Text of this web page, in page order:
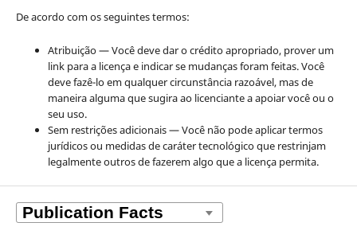
De acordo com os seguintes termos:
Atribuição — Você deve dar o crédito apropriado, prover um
link para a licença e indicar se mudanças foram feitas. Você
deve fazê-lo em qualquer circunstância razoável, mas de
maneira alguma que sugira ao licenciante a apoiar você ou o
seu uso.
Sem restrições adicionais — Você não pode aplicar termos
jurídicos ou medidas de caráter tecnológico que restrinjam
legalmente outros de fazerem algo que a licença permita.